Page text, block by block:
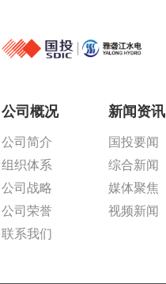
公司概况
公司简介
组织体系
公司战略
公司荣誉
联系我们
新闻资讯
国投要闻
综合新闻
媒体聚焦
视频新闻